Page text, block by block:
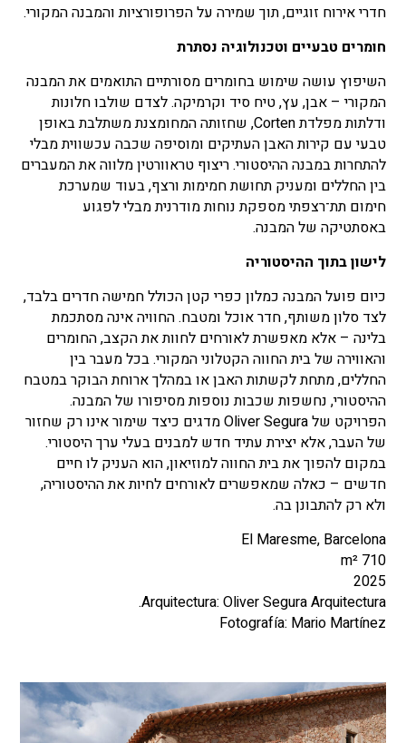
חדרי אירוח זוגיים, תוך שמירה על הפרופורציות והמבנה המקורי.
חומרים טבעיים וטכנולוגיה נסתרת
השיפוץ עושה שימוש בחומרים מסורתיים התואמים את המבנה
המקורי – אבן, עץ, טיח סיד וקרמיקה. לצדם שולבו חלונות
ודלתות מפלדת Corten, שחזותה המחומצנת משתלבת באופן
טבעי עם קירות האבן העתיקים ומוסיפה שכבה עכשווית מבלי
להתחרות במבנה ההיסטורי. ריצוף טראוורטין מלווה את המעברים
בין החללים ומעניק תחושת חמימות ורצף, בעוד שמערכת
חימום תת־רצפתי מספקת נוחות מודרנית מבלי לפגוע
באסתטיקה של המבנה.
לישון בתוך ההיסטוריה
כיום פועל המבנה כמלון כפרי קטן הכולל חמישה חדרים בלבד,
לצד סלון משותף, חדר אוכל ומטבח. החוויה אינה מסתכמת
בלינה – אלא מאפשרת לאורחים לחוות את הקצב, החומרים
והאווירה של בית החווה הקטלוני המקורי. בכל מעבר בין
החללים, מתחת לקשתות האבן או במהלך ארוחת הבוקר במטבח
ההיסטורי, נחשפות שכבות נוספות מסיפורו של המבנה.
הפרויקט של Oliver Segura מדגים כיצד שימור אינו רק שחזור
של העבר, אלא יצירת עתיד חדש למבנים בעלי ערך היסטורי.
במקום להפוך את בית החווה למוזיאון, הוא העניק לו חיים
חדשים – כאלה שמאפשרים לאורחים לחיות את ההיסטוריה,
ולא רק להתבונן בה.
El Maresme, Barcelona
710 m²
2025
Arquitectura: Oliver Segura Arquitectura.
Fotografía: Mario Martínez